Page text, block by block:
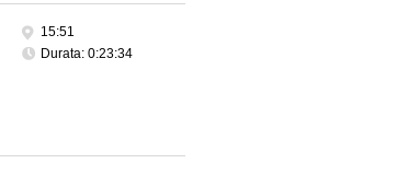
15:51
Durata: 0:23:34